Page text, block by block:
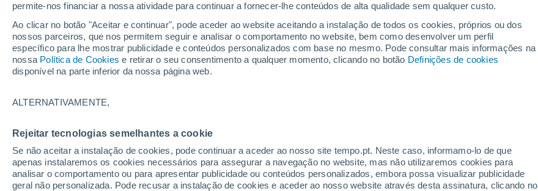
permite-nos financiar a nossa atividade para continuar a fornecer-lhe conteúdos de alta qualidade sem qualquer custo.
Ao clicar no botão "Aceitar e continuar", pode aceder ao website aceitando a instalação de todos os cookies, próprios ou dos
nossos parceiros, que nos permitem seguir e analisar o comportamento no website, bem como desenvolver um perfil
específico para lhe mostrar publicidade e conteúdos personalizados com base no mesmo. Pode consultar mais informações na
nossa Política de Cookies e retirar o seu consentimento a qualquer momento, clicando no botão Definições de cookies
disponível na parte inferior da nossa página web.
ALTERNATIVAMENTE,
Rejeitar tecnologias semelhantes a cookie
Se não aceitar a instalação de cookies, pode continuar a aceder ao nosso site tempo.pt. Neste caso, informamo-lo de que
apenas instalaremos os cookies necessários para assegurar a navegação no website, mas não utilizaremos cookies para
analisar o comportamento ou para apresentar publicidade ou conteúdos personalizados, embora possa visualizar publicidade
geral não personalizada. Pode recusar a instalação de cookies e aceder ao nosso website através desta assinatura, clicando no